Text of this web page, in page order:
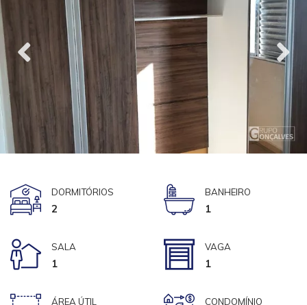
DORMITÓRIOS
2
BANHEIRO
1
SALA
1
VAGA
1
ÁREA ÚTIL CONDOMÍNIO